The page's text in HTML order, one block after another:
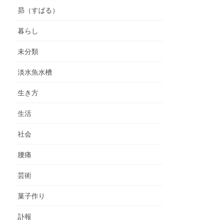
昴（すばる）
暮らし
未分類
淡水魚水槽
生き方
生活
社会
腰痛
芸術
菓子作り
訃報